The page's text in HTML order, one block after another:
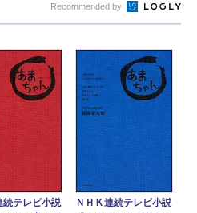
Recommended by
続テレビ小説
ＮＨＫ連続テレビ小説